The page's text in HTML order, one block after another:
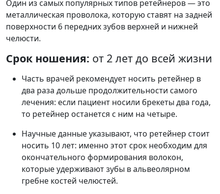
Один из самых популярных типов ретейнеров — это
металлическая проволока, которую ставят на задней
поверхности 6 передних зубов верхней и нижней
челюсти.
Срок ношения: от 2 лет до всей жизни
Часть врачей рекомендует носить ретейнер в
два раза дольше продолжительности самого
лечения: если пациент носили брекеты два года,
то ретейнер останется с ним на четыре.
Научные данные указывают, что ретейнер стоит
носить 10 лет: именно этот срок необходим для
окончательного формирования волокон,
которые удерживают зубы в альвеолярном
гребне костей челюстей.